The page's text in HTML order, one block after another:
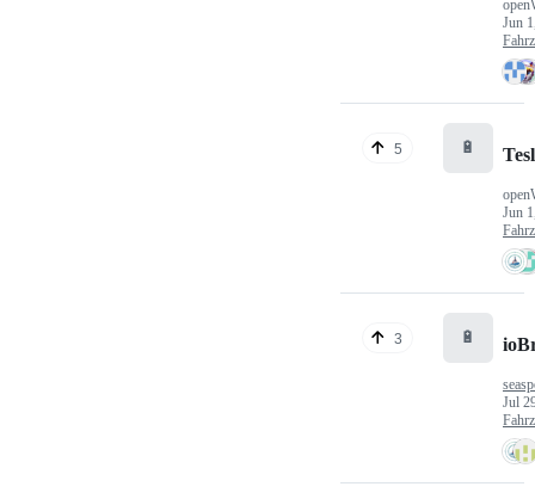
Jun
5 🔋
Jun
3 🔋
Jul